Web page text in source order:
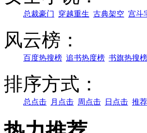
总裁豪门 穿越重生 古典架空 宫斗
风云榜：
百度热搜榜 追书热度榜 书旗热搜榜
排序方式：
总点击 月点击 周点击 日点击 推